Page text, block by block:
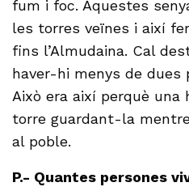
fum i foc. Aquestes
les torres veïnes i així
fins l’Almudaina. Cal
haver-hi menys de dues
Això era així perquè una
torre guardant-la
al poble.
P.- Quantes persones